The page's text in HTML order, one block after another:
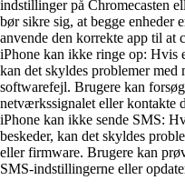
indstillinger på Chromecasten
bør sikre sig, at begge enheder
anvende den korrekte app til at
iPhone kan ikke ringe op: Hvis
kan det skyldes problemer
softwarefejl. Brugere kan
netværkssignalet eller kontakte
iPhone kan ikke sende SMS:
beskeder, kan det skyldes
eller firmware. Brugere kan
SMS-indstillingerne eller